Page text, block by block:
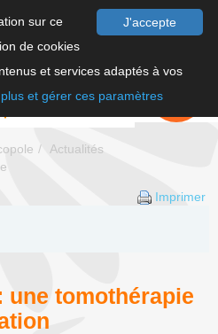
J'accepte
sur ce
de cookies
et services adaptés à vos
et gérer ces paramètres
FAIRE UN
DON
Actualités
Imprimer
une tomothérapie